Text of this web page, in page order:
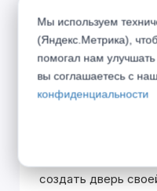
Описание
Надежные двери
Вам тепло и
постороннего
создать дверь
Мы используем
(Яндекс.Метрика),
помогал нам
вы соглашаетесь с
конфиденциальности